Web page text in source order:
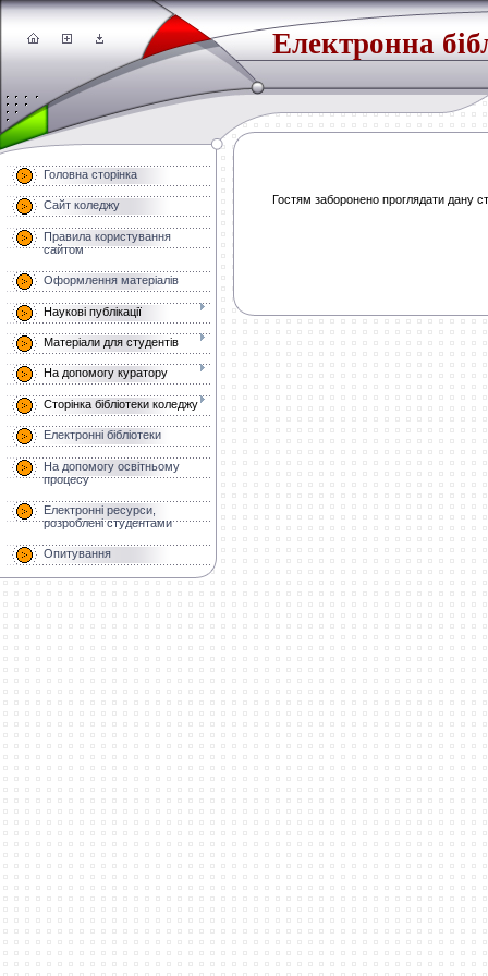
Електронна
Головна сторінка
Сайт коледжу
Правила користування
сайтом
Оформлення матеріалів
Наукові публікації
Матеріали для студентів
На допомогу куратору
Сторінка бібліотеки коледжу
Електронні бібліотеки
На допомогу освітньому
процесу
Електронні ресурси,
розроблені студентами
Опитування
Гостям заборонено проглядати дану